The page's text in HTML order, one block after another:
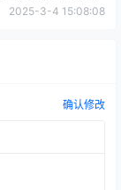
2025-3-4 15:08:08
确认修改